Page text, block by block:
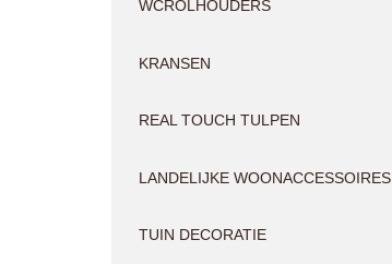
WCROLHOUDERS
KRANSEN
REAL TOUCH TULPEN
LANDELIJKE WOONACCESSOIRES
TUIN DECORATIE